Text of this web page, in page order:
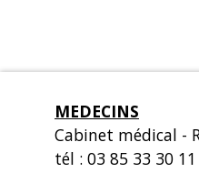
MEDECINS
Cabinet médical -
tél : 03 85 33 30 11